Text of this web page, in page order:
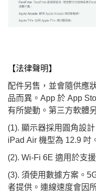
【法律聲明】
配件另售，並會隨供應
品而異。App 於 App
有所變動。第三方軟體
(1). 顯示器採用圓角設
iPad Air 機型為 12.9 吋
(2). Wi-Fi 6E 適用於支
(3). 須使用數據方案。
者提供。連線速度會因